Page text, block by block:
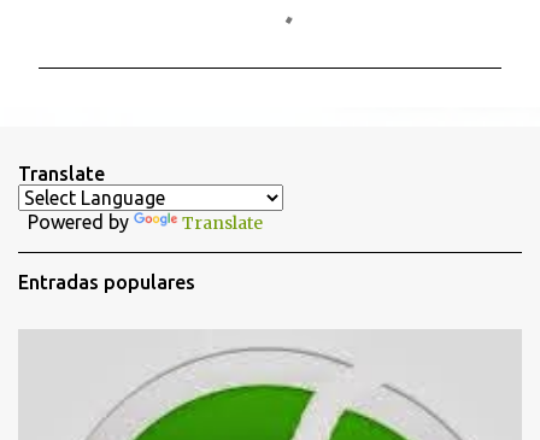
a
r
o
s
Translate
Powered by Translate
Entradas populares